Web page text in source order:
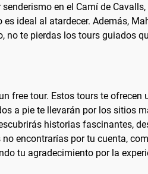
en el Camí de
ideal al atardecer. Además,
te pierdas los tours guiados
free tour. Estos tours te
a pie te llevarán por los sitios
historias fascinantes,
encontrarías por tu cuenta,
tu agradecimiento por la